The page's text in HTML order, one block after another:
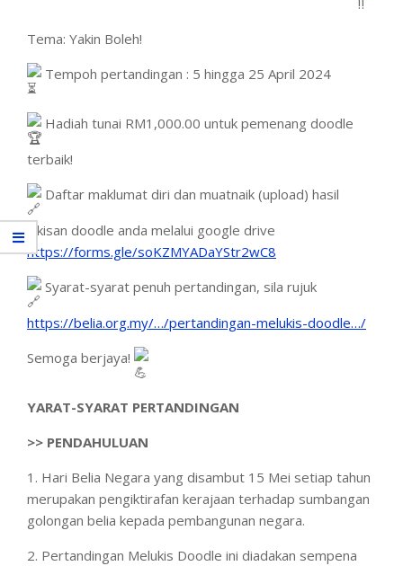
Tema: Yakin Boleh!
Tempoh pertandingan : 5 hingga 25 April 2024
Hadiah tunai RM1,000.00 untuk pemenang doodle
terbaik!
Daftar maklumat diri dan muatnaik (upload) hasil
lukisan doodle anda melalui google drive
https://forms.gle/soKZMYADaYStr2wC8
Syarat-syarat penuh pertandingan, sila rujuk
https://belia.org.my/…/pertandingan-melukis-doodle…/
Semoga berjaya!
YARAT-SYARAT PERTANDINGAN
>> PENDAHULUAN
1. Hari Belia Negara yang disambut 15 Mei setiap tahun
merupakan pengiktirafan kerajaan terhadap sumbangan
golongan belia kepada pembangunan negara.
2. Pertandingan Melukis Doodle ini diadakan sempena